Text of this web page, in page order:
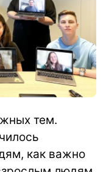
тем.
как важно